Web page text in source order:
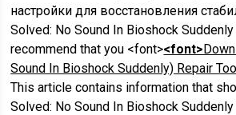
настройки для восстановления
Solved: No Sound In Bioshock
recommend that you <font><font>
Sound In Bioshock Suddenly) Repair
This article contains information that
Solved: No Sound In Bioshock